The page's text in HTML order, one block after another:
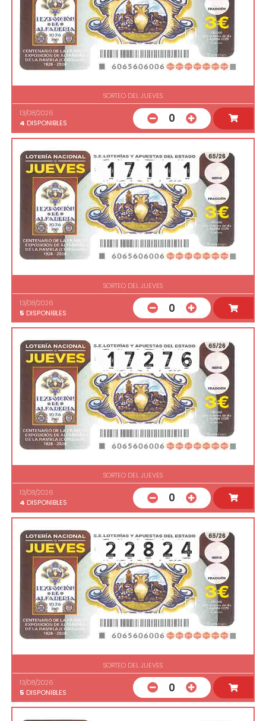
SORTEO DEL JUEVES
13/08/2026
4 DISPONIBLES 0
SORTEO DEL JUEVES
13/08/2026
5 DISPONIBLES 0
SORTEO DEL JUEVES
13/08/2026
4 DISPONIBLES 0
SORTEO DEL JUEVES
13/08/2026
5 DISPONIBLES 0